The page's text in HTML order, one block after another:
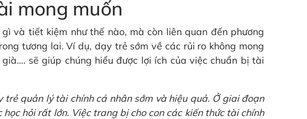
mong muốn
và tiết kiệm như thế nào, mà còn liên quan đến phương
tương lai. Ví dụ, dạy trẻ sớm về các rủi ro không mong
sẽ giúp chúng hiểu được lợi ích của việc chuẩn bị tài
quản lý tài chính cá nhân sớm và hiệu quả. Ở giai đoạn
hỏi rất lớn. Việc trang bị cho con các kiến thức tài chính